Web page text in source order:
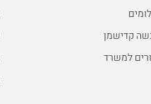
קדישמן
למשרד